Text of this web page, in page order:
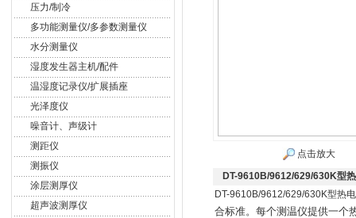
压力/制冷
多功能测量仪/多参数测量仪
水分测量仪
湿度发生器主机/配件
温湿度记录仪/扩展插座
光泽度仪
噪音计、声级计
测距仪
测振仪
涂层测厚仪
超声波测厚仪
点击放大
DT-9610B/9612/629/630K型
DT-9610B/9612/629/630K型热
合标准。每个测温仪提供一个